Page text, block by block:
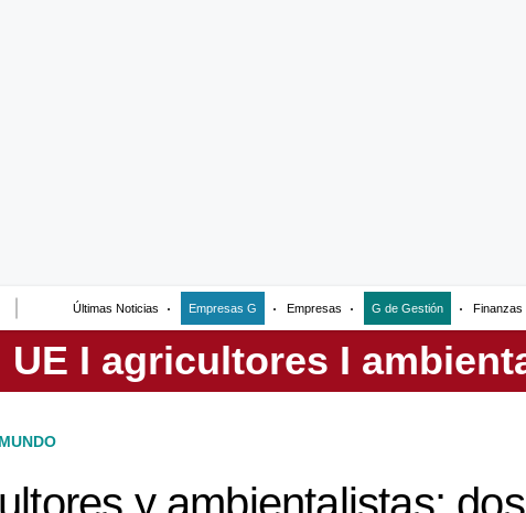
Últimas Noticias Empresas G Empresas G de Gestión Finanzas
MUNDO
y ambientalistas: